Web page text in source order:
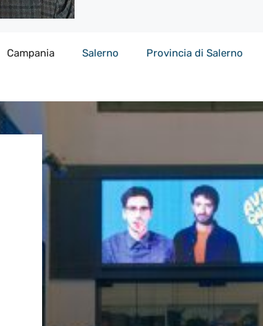
Campania Salerno Provincia di Salerno